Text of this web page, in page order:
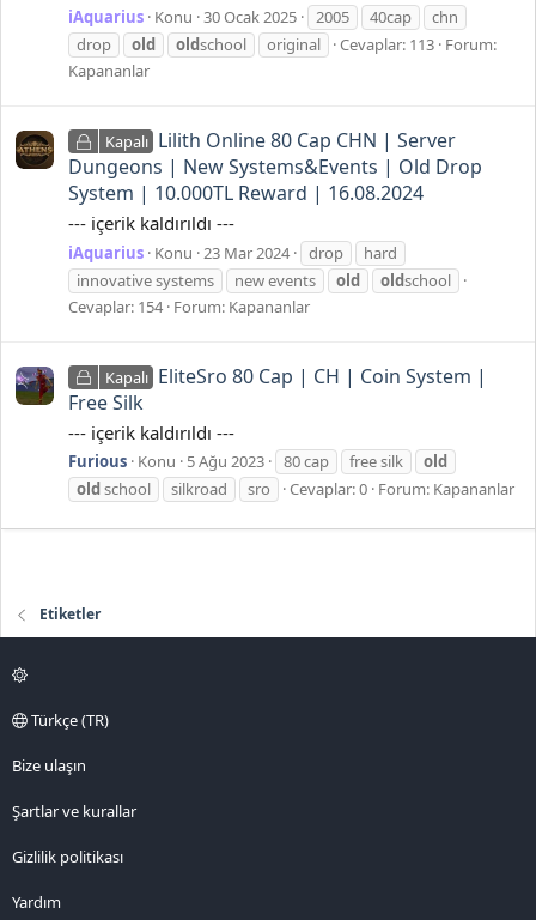
iAquarius Konu 30 Ocak 2025 2005 40cap
chn
drop
old oldschool original Cevaplar: 113 Forum:
Kapananlar
Kapalı Lilith Online 80 Cap CHN | Server
Dungeons | New Systems&Events | Old Drop
System | 10.000TL Reward | 16.08.2024
--- içerik kaldırıldı ---
iAquarius Konu 23 Mar 2024 drop
hard
innovative systems
new events old oldschool
Cevaplar: 154 Forum: Kapananlar
Kapalı EliteSro 80 Cap | CH | Coin System |
Free Silk
--- içerik kaldırıldı ---
Furious Konu 5 Ağu 2023 80 cap free silk
old
old school silkroad sro Cevaplar: 0 Forum: Kapananlar
Etiketler
Türkçe (TR)
Bize ulaşın
Şartlar ve kurallar
Gizlilik politikası
Yardım